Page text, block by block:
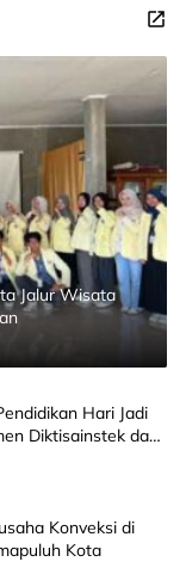
Jalur Wisata
Hari Jadi
Diktisainstek dan
Konveksi di
Kota